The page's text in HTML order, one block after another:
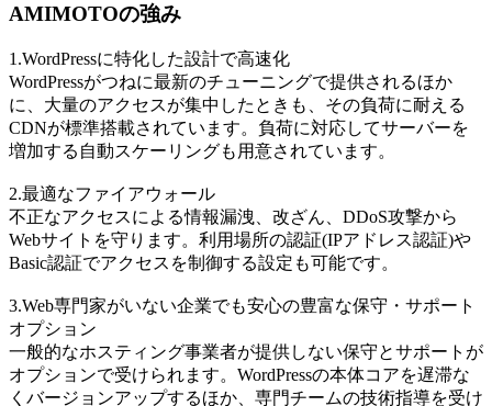
AMIMOTOの強み
1.WordPressに特化した設計で高速化
WordPressがつねに最新のチューニングで提供されるほか
に、大量のアクセスが集中したときも、その負荷に耐える
CDNが標準搭載されています。負荷に対応してサーバーを
増加する自動スケーリングも用意されています。
2.最適なファイアウォール
不正なアクセスによる情報漏洩、改ざん、DDoS攻撃から
Webサイトを守ります。利用場所の認証(IPアドレス認証)や
Basic認証でアクセスを制御する設定も可能です。
3.Web専門家がいない企業でも安心の豊富な保守・サポート
オプション
一般的なホスティング事業者が提供しない保守とサポートが
オプションで受けられます。WordPressの本体コアを遅滞な
くバージョンアップするほか、専門チームの技術指導を受け